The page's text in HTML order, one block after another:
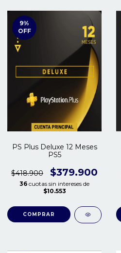
9%
OFF
PS Plus Deluxe 12 Meses
PS5
$418.900 $379.900
36 cuotas sin intereses de
$10.553